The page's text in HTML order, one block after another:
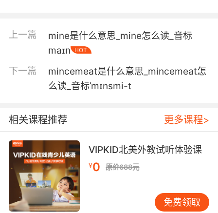
5. It's a minefield, only you're not the one
walking in it, your child is.
其中
那首曲子一直是一个音乐雷区
7. I had a lot of time to think on that minefield.
待在雷区的时候 我思考了很久
8. He couldn't get through the minefield
around the island.
上一篇
mine是什么意思_mine怎么读_音标
maɪn
HOT
下一篇
mincemeat是什么意思_mincemeat怎
么读_音标ˈmɪnsmi-t
相关课程推荐 更多课程>
VIPKID北美外教试听体验课
¥0 原价688元
免费领取